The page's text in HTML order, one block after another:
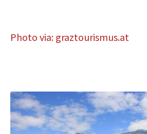
Photo via: graztourismus.at